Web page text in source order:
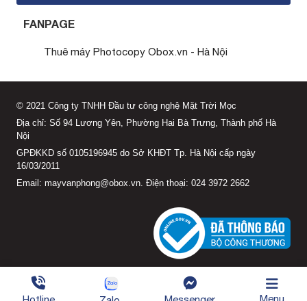
Menu
FANPAGE
Thuê máy Photocopy Obox.vn - Hà Nội
© 2021 Công ty TNHH Đầu tư công nghệ Mặt Trời Mọc
Địa chỉ: Số 94 Lương Yên, Phường Hai Bà Trưng, Thành phố Hà
Nội
GPĐKKD số 0105196945 do Sở KHĐT Tp. Hà Nội cấp ngày
16/03/2011
Email: mayvanphong@obox.vn. Điện thoại: 024 3972 2662